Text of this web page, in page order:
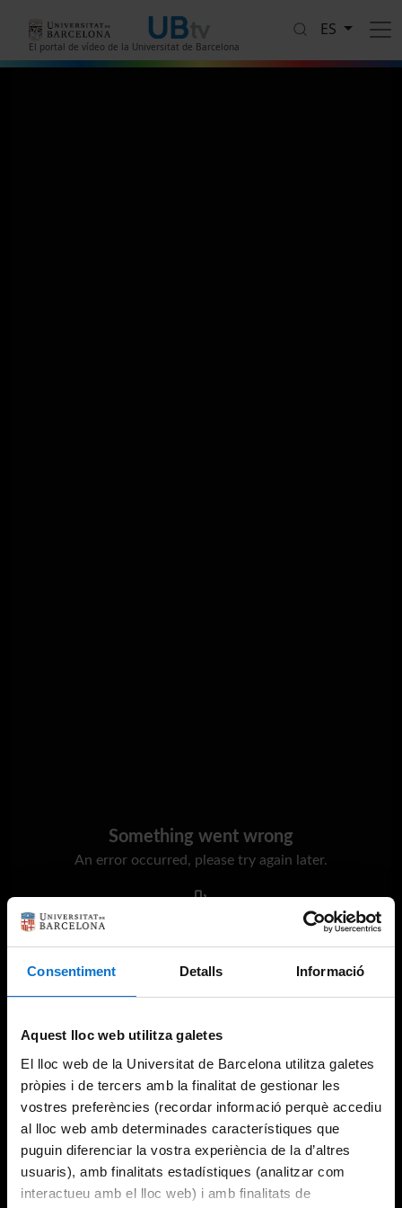
Consentiment Detalls Informació
Aquest lloc web utilitza galetes
El lloc web de la Universitat de Barcelona utilitza galetes
pròpies i de tercers amb la finalitat de gestionar les
vostres preferències (recordar informació perquè accediu
al lloc web amb determinades característiques que
puguin diferenciar la vostra experiència de la d’altres
usuaris), amb finalitats estadístiques (analitzar com
interactueu amb el lloc web) i amb finalitats de
El portal de vídeo de la Universitat de Barcelona
ES
Something went wrong
An error occurred, please try again later.